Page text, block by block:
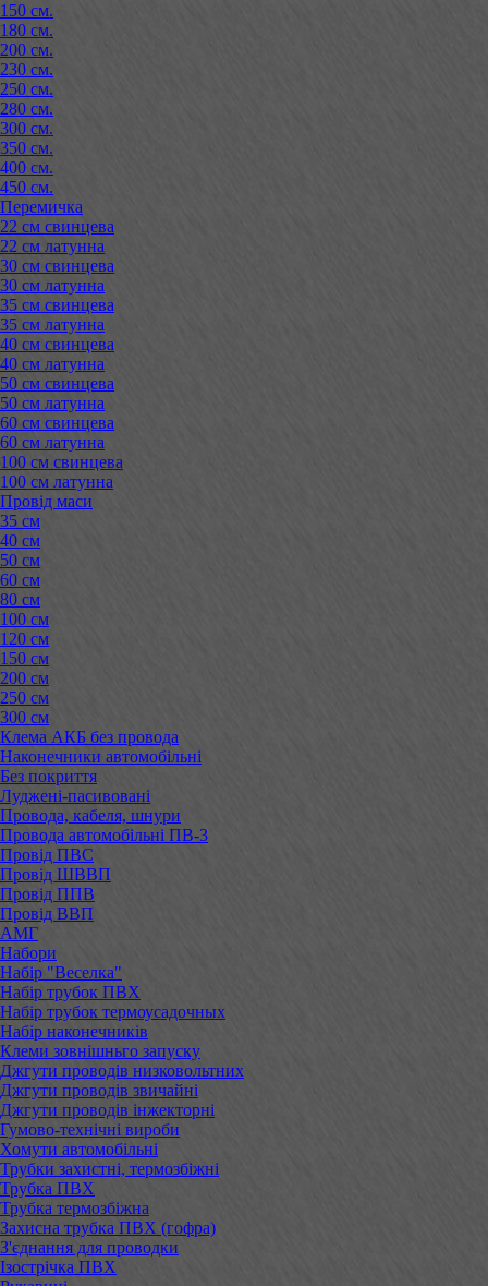
150 см.
180 см.
200 см.
230 см.
250 см.
280 см.
300 см.
350 см.
400 см.
450 см.
Перемичка
22 см свинцева
22 см латунна
30 см свинцева
30 см латунна
35 см свинцева
35 см латунна
40 см свинцева
40 см латунна
50 см свинцева
50 см латунна
60 см свинцева
60 см латунна
100 см свинцева
100 см латунна
Провід маси
35 см
40 см
50 см
60 см
80 см
100 см
120 см
150 см
200 см
250 см
300 см
Клема АКБ без провода
Наконечники автомобільні
Без покриття
Луджені-пасивовані
Провода, кабеля, шнури
Провода автомобільні ПВ-3
Провід ПВС
Провід ШВВП
Провід ППВ
Провід ВВП
АМГ
Набори
Набір "Веселка"
Набір трубок ПВХ
Набір трубок термоусадочных
Набір наконечників
Клеми зовнішньго запуску
Джгути проводів низковольтних
Джгути проводів звичайні
Джгути проводів інжекторні
Гумово-технічні вироби
Хомути автомобільні
Трубки захистні, термозбіжні
Трубка ПВХ
Трубка термозбіжна
Захисна трубка ПВХ (гофра)
З'єднання для проводки
Ізострічка ПВХ